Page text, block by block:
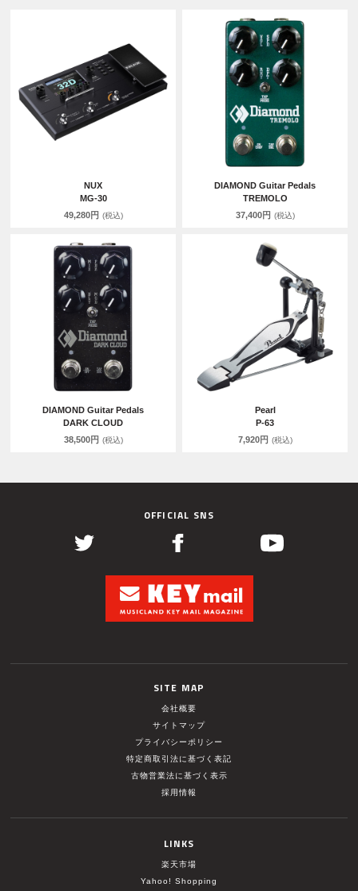
NUX
MG-30
49,280円 (税込)
DIAMOND Guitar Pedals
TREMOLO
37,400円 (税込)
DIAMOND Guitar Pedals
DARK CLOUD
38,500円 (税込)
Pearl
P-63
7,920円 (税込)
OFFICIAL SNS
SITE MAP
会社概要
サイトマップ
プライバシーポリシー
特定商取引法に基づく表記
古物営業法に基づく表示
採用情報
LINKS
楽天市場
Yahoo! Shopping